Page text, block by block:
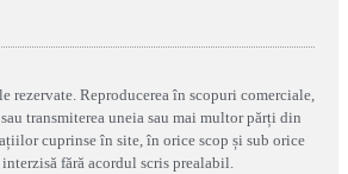
rezervate. Reproducerea în scopuri comerciale,
transmiterea uneia sau mai multor părți din
cuprinse în site, în orice scop și sub orice
fără acordul scris prealabil.